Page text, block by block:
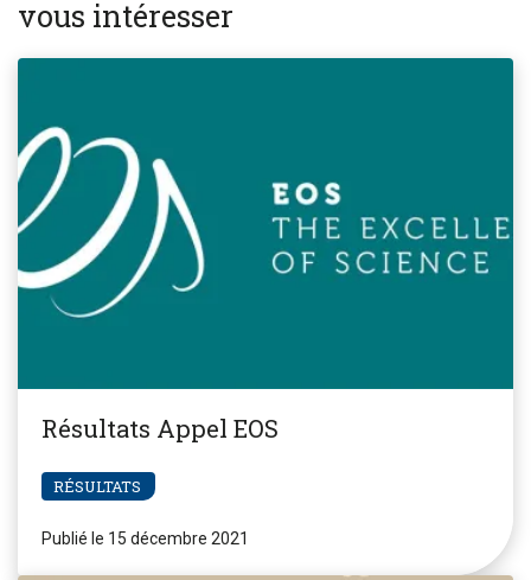
vous intéresser
Résultats Appel EOS
RÉSULTATS
Publié le 15 décembre 2021